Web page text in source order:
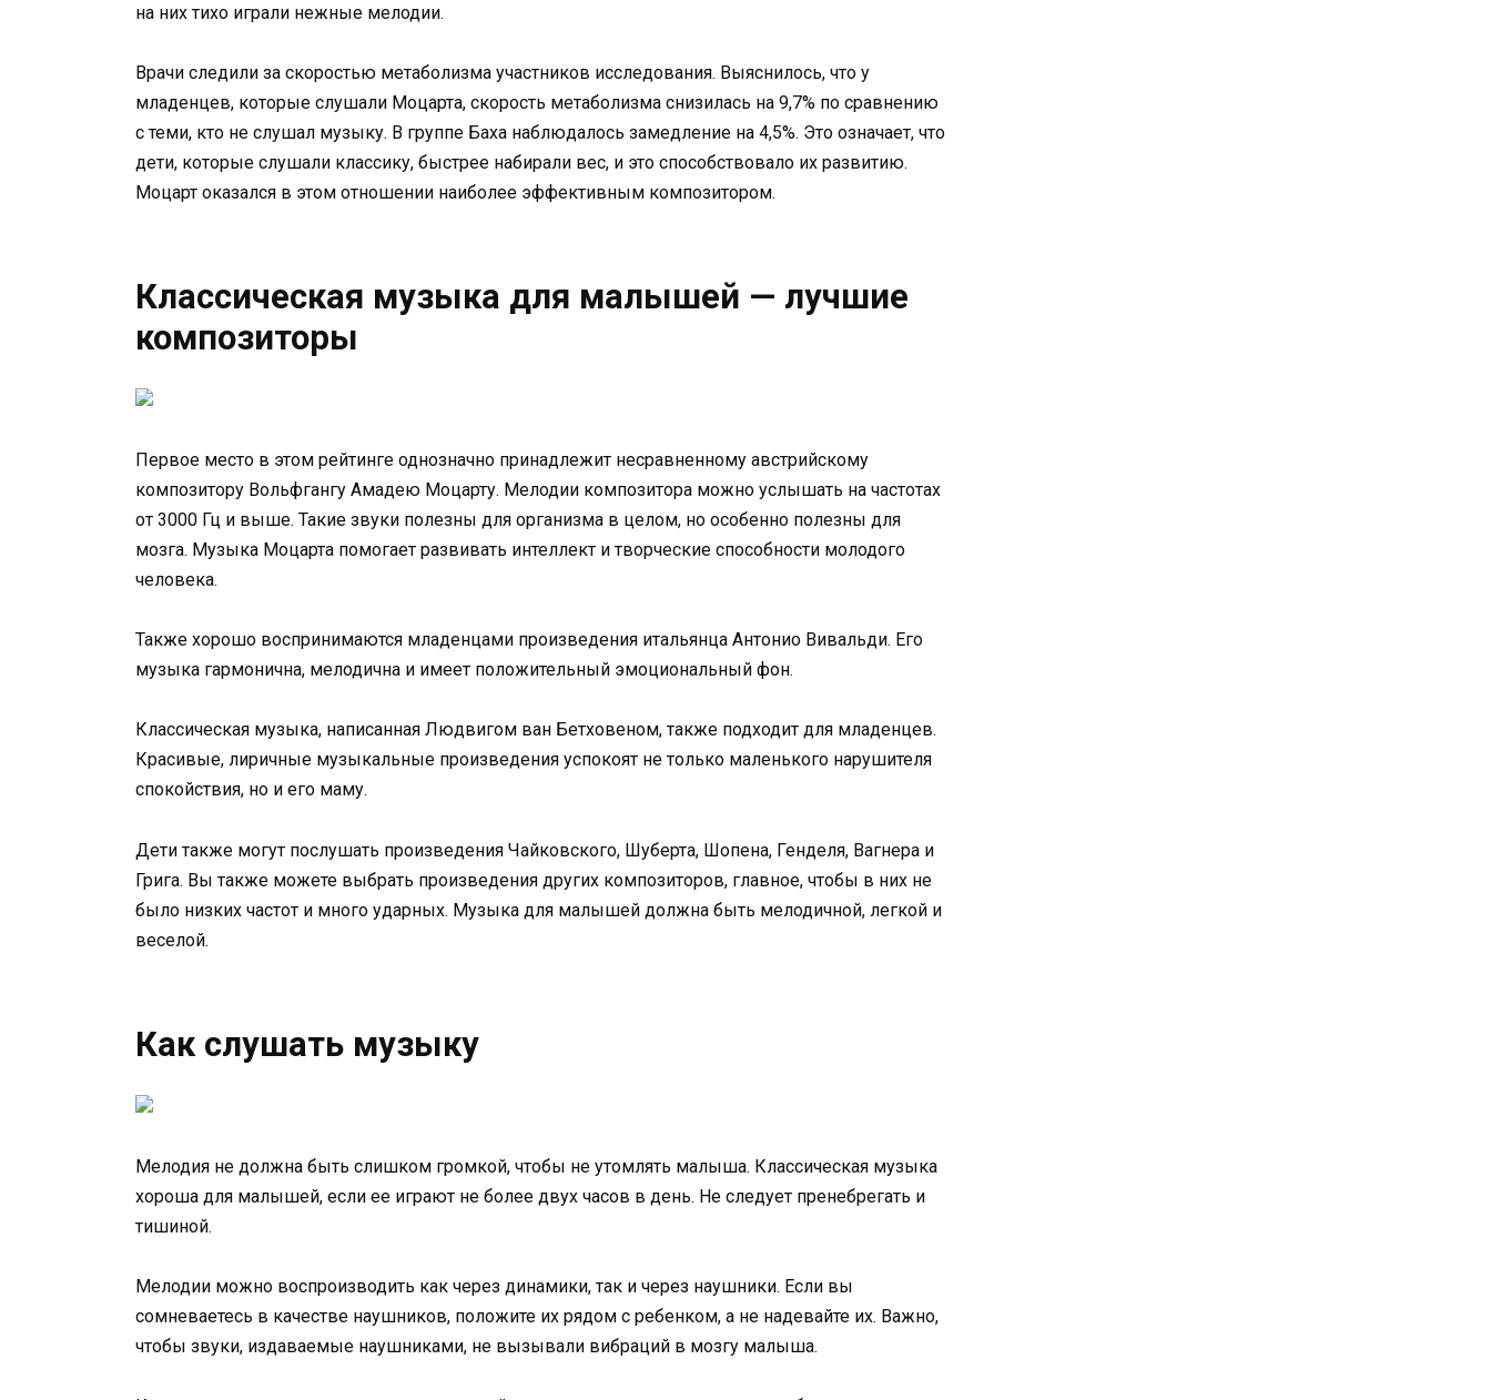
на них тихо играли нежные мелодии.
Врачи следили за скоростью метаболизма участников исследования. Выяснилось, что у
младенцев, которые слушали Моцарта, скорость метаболизма снизилась на 9,7% по сравнению
с теми, кто не слушал музыку. В группе Баха наблюдалось замедление на 4,5%. Это означает, что
дети, которые слушали классику, быстрее набирали вес, и это способствовало их развитию.
Моцарт оказался в этом отношении наиболее эффективным композитором.
Классическая музыка для малышей — лучшие
композиторы
Первое место в этом рейтинге однозначно принадлежит несравненному австрийскому
композитору Вольфгангу Амадею Моцарту. Мелодии композитора можно услышать на частотах
от 3000 Гц и выше. Такие звуки полезны для организма в целом, но особенно полезны для
мозга. Музыка Моцарта помогает развивать интеллект и творческие способности молодого
человека.
Также хорошо воспринимаются младенцами произведения итальянца Антонио Вивальди. Его
музыка гармонична, мелодична и имеет положительный эмоциональный фон.
Классическая музыка, написанная Людвигом ван Бетховеном, также подходит для младенцев.
Красивые, лиричные музыкальные произведения успокоят не только маленького нарушителя
спокойствия, но и его маму.
Дети также могут послушать произведения Чайковского, Шуберта, Шопена, Генделя, Вагнера и
Грига. Вы также можете выбрать произведения других композиторов, главное, чтобы в них не
было низких частот и много ударных. Музыка для малышей должна быть мелодичной, легкой и
веселой.
Как слушать музыку
Мелодия не должна быть слишком громкой, чтобы не утомлять малыша. Классическая музыка
хороша для малышей, если ее играют не более двух часов в день. Не следует пренебрегать и
тишиной.
Мелодии можно воспроизводить как через динамики, так и через наушники. Если вы
сомневаетесь в качестве наушников, положите их рядом с ребенком, а не надевайте их. Важно,
чтобы звуки, издаваемые наушниками, не вызывали вибраций в мозгу малыша.